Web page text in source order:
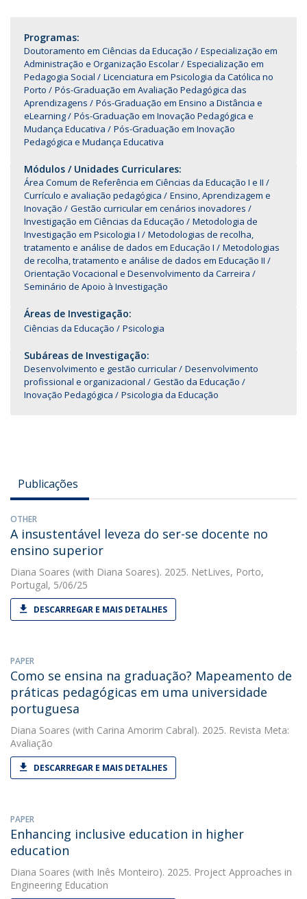
Programas:
Doutoramento em Ciências da Educação
Especialização em
Administração e Organização Escolar
Especialização em
Pedagogia Social
Licenciatura em Psicologia da Católica no
Porto
Pós-Graduação em Avaliação Pedagógica das
Aprendizagens
Pós-Graduação em Ensino a Distância e
eLearning
Pós-Graduação em Inovação Pedagógica e
Mudança Educativa
Pós-Graduação em Inovação
Pedagógica e Mudança Educativa
Módulos / Unidades Curriculares:
Área Comum de Referência em Ciências da Educação I e II
Currículo e avaliação pedagógica
Ensino, Aprendizagem e
Inovação
Gestão curricular em cenários inovadores
Investigação em Ciências da Educação
Metodologia de
Investigação em Psicologia I
Metodologias de recolha,
tratamento e análise de dados em Educação I
Metodologias
de recolha, tratamento e análise de dados em Educação II
Orientação Vocacional e Desenvolvimento da Carreira
Seminário de Apoio à Investigação
Áreas de Investigação:
Ciências da Educação Psicologia
Subáreas de Investigação:
Desenvolvimento e gestão curricular
Desenvolvimento
profissional e organizacional
Gestão da Educação
Inovação Pedagógica
Psicologia da Educação
Publicações
OTHER
A insustentável leveza do ser-se docente no
ensino superior
Diana Soares (with Diana Soares). 2025. NetLives, Porto,
Portugal, 5/06/25
DESCARREGAR E MAIS DETALHES
PAPER
Como se ensina na graduação? Mapeamento de
práticas pedagógicas em uma universidade
portuguesa
Diana Soares (with Carina Amorim Cabral). 2025. Revista Meta:
Avaliação
DESCARREGAR E MAIS DETALHES
PAPER
Enhancing inclusive education in higher
education
Diana Soares (with Inês Monteiro). 2025. Project Approaches in
Engineering Education